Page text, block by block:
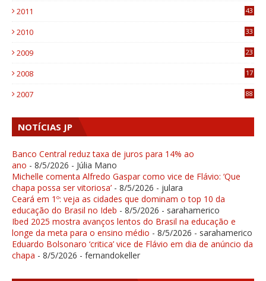
2011
43
2010
33
2009
23
2008
17
2007 88
NOTÍCIAS JP
Banco Central reduz taxa de juros para 14% ao
ano - 8/5/2026 - Júlia Mano
Michelle comenta Alfredo Gaspar como vice de Flávio: ‘Que
chapa possa ser vitoriosa’ - 8/5/2026 - julara
Ceará em 1º: veja as cidades que dominam o top 10 da
educação do Brasil no Ideb - 8/5/2026 - sarahamerico
Ibed 2025 mostra avanços lentos do Brasil na educação e
longe da meta para o ensino médio - 8/5/2026 - sarahamerico
Eduardo Bolsonaro ‘critica’ vice de Flávio em dia de anúncio da
chapa - 8/5/2026 - fernandokeller